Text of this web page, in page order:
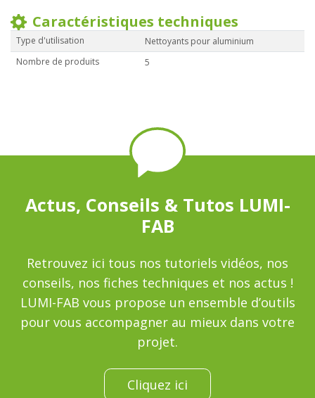
Caractéristiques techniques
Type d'utilisation
Nettoyants pour aluminium
Nombre de produits
5
Actus, Conseils & Tutos LUMI-
FAB
Retrouvez ici tous nos tutoriels vidéos, nos
conseils, nos fiches techniques et nos actus !
LUMI-FAB vous propose un ensemble d’outils
pour vous accompagner au mieux dans votre
projet.
Cliquez ici